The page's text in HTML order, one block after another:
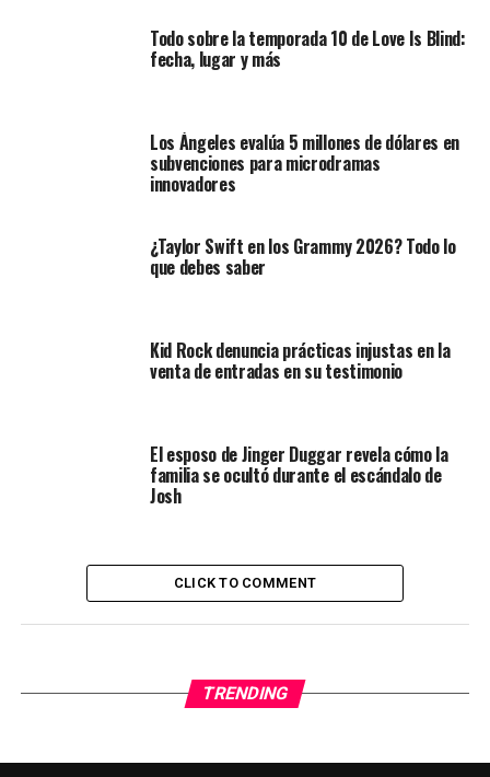
Todo sobre la temporada 10 de Love Is Blind:
fecha, lugar y más
Los Ángeles evalúa 5 millones de dólares en
subvenciones para microdramas
innovadores
¿Taylor Swift en los Grammy 2026? Todo lo
que debes saber
Kid Rock denuncia prácticas injustas en la
venta de entradas en su testimonio
El esposo de Jinger Duggar revela cómo la
familia se ocultó durante el escándalo de
Josh
CLICK TO COMMENT
TRENDING